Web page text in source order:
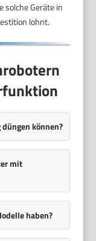
solche Geräte in
lohnt.
können?
mit
haben?